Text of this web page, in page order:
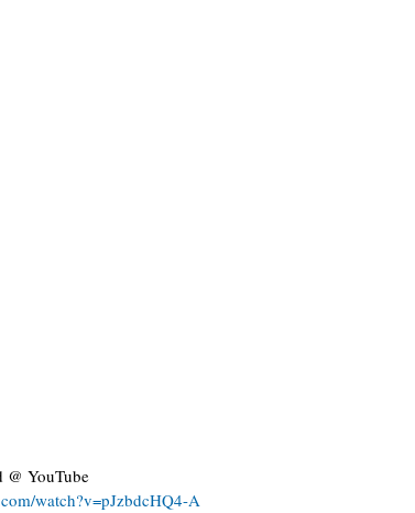
@ YouTube
watch?v=pJzbdcHQ4-A